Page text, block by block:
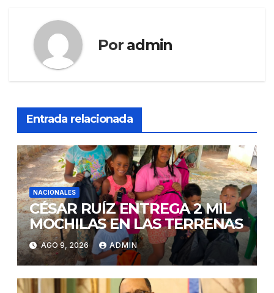
Por admin
Entrada relacionada
NACIONALES
CÉSAR RUÍZ ENTREGA 2 MIL
MOCHILAS EN LAS TERRENAS
AGO 9, 2026 ADMIN